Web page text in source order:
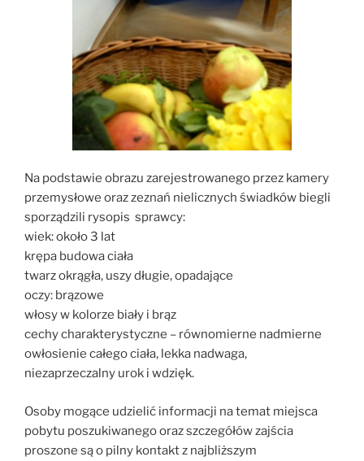
Na podstawie obrazu zarejestrowanego przez kamery
przemysłowe oraz zeznań nielicznych świadków biegli
sporządzili rysopis sprawcy:
wiek: około 3 lat
krępa budowa ciała
twarz okrągła, uszy długie, opadające
oczy: brązowe
włosy w kolorze biały i brąz
cechy charakterystyczne – równomierne nadmierne
owłosienie całego ciała, lekka nadwaga,
niezaprzeczalny urok i wdzięk.
Osoby mogące udzielić informacji na temat miejsca
pobytu poszukiwanego oraz szczegółów zajścia
proszone są o pilny kontakt z najbliższym